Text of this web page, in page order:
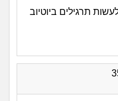
תרגילים ביוטיוב